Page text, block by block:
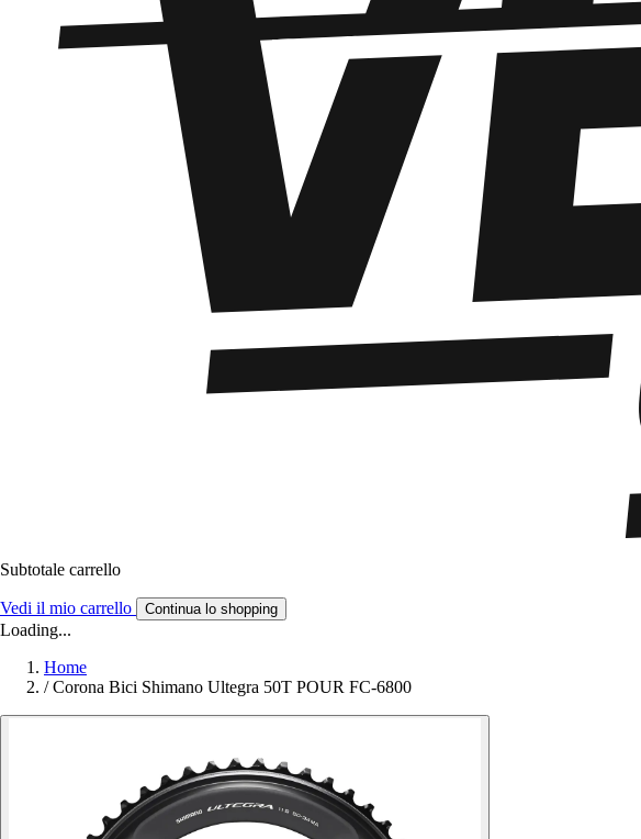
Subtotale carrello
Vedi il mio carrello Continua lo shopping
Loading...
Home
/ Corona Bici Shimano Ultegra 50T POUR FC-6800